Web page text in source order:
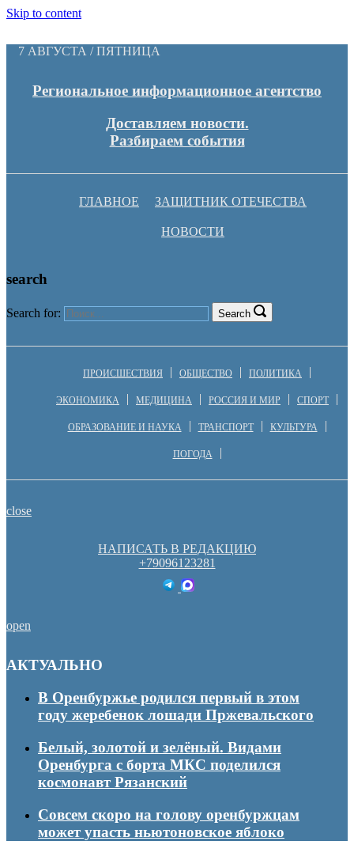
Skip to content
7 АВГУСТА / ПЯТНИЦА
Региональное информационное агентство
Доставляем новости.
Разбираем события
ГЛАВНОЕ ЗАЩИТНИК ОТЕЧЕСТВА
НОВОСТИ
search
Search for: Search
ПРОИСШЕСТВИЯ ОБЩЕСТВО ПОЛИТИКА
ЭКОНОМИКА МЕДИЦИНА РОССИЯ И МИР СПОРТ
ОБРАЗОВАНИЕ И НАУКА ТРАНСПОРТ КУЛЬТУРА
ПОГОДА
close
НАПИСАТЬ В РЕДАКЦИЮ
+79096123281
open
АКТУАЛЬНО
В Оренбуржье родился первый в этом
году жеребенок лошади Пржевальского
Белый, золотой и зелёный. Видами
Оренбурга с борта МКС поделился
космонавт Рязанский
Совсем скоро на голову оренбуржцам
может упасть ньютоновское яблоко